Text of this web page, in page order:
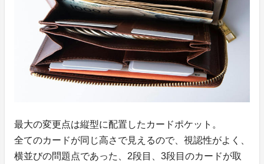
最大の変更点は縦型に配置したカードポケット。
全てのカードが同じ高さで見えるので、視認性がよく、
横並びの問題点であった、2段目、3段目のカードが取